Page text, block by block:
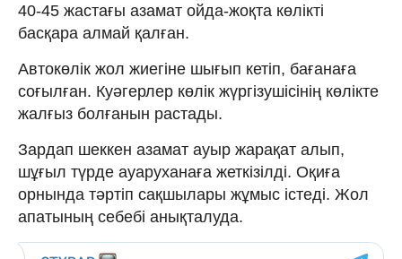
40-45 жастағы азамат ойда-жоқта көлікті
басқара алмай қалған.
Автокөлік жол жиегіне шығып кетіп, бағанаға
соғылған. Куәгерлер көлік жүргізушісінің көлікте
жалғыз болғанын растады.
Зардап шеккен азамат ауыр жарақат алып,
шұғыл түрде ауаруханаға жеткізілді. Оқиға
орнында тәртіп сақшылары жұмыс істеді. Жол
апатының себебі анықталуда.